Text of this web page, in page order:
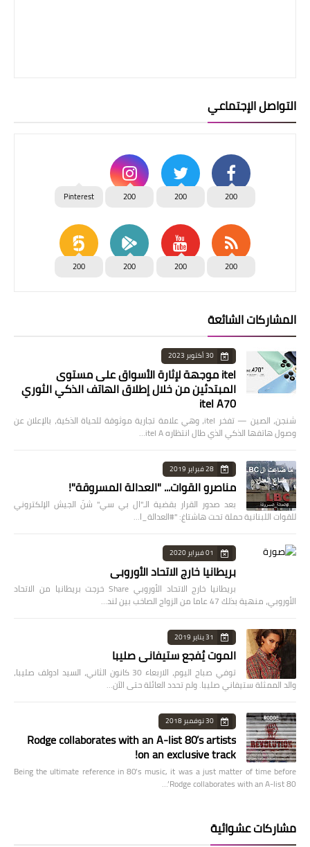
التواصل الإجتماعي
200
200
200
Pinterest
200
200
200
200
المشاركات الشائعة
30 أكتوبر 2023
itel موجهة لإثارة الأسواق على مستوى
المبتدئين من خلال إطلاق الهاتف الذكي الثوري
itel A70
شنجن، الصين — تفخر itel، وهي علامة تجارية موثوقة للحياة الذكية، بالإعلان عن
وصول هاتفها الذكي الذي طال انتظاره itel A…
28 فبراير 2019
مناصرو القوات... "العدالة المسروقة"!
بعد صدور القرار بقضية الـ"ال بي سي" شنّ الجيش الإلكتروني
للقوات اللبنانية حملة تحت هاشتاغ: "#العدالة_ا…
01 فبراير 2020
بريطانيا خارج الاتحاد الأوروبي
بريطانيا خارج الاتحاد الأوروبي Share خرجت بريطانيا من الاتحاد
الأوروبي، منهية بذلك 47 عاما من الزواج الصاخب بين لند…
31 يناير 2019
الموت يُفجع ستيفاني صليبا
توفي صباح اليوم، الاربعاء 30 كانون الثاني، السيد ادولف صليبا،
والد الممثلة ستيفاني صليبا. ولم تحدد العائلة حتى الآن…
30 نوفمبر 2018
Rodge collaborates with an A-list 80’s artists
on an exclusive track!
Being the ultimate reference in 80’s music, it was a just matter of time before
Rodge collaborates with an A-list 80’…
مشاركات عشوائية